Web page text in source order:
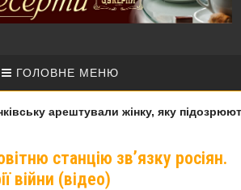
ГОЛОВНЕ МЕНЮ
арештували жінку, яку
станцію зв’язку росіян.
війни (відео)